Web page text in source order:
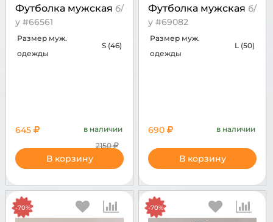
Футболка мужская б/
у #66561
Размер муж.
одежды
S (46)
645
в наличии
2150
В корзину
Футболка мужская б/
у #69082
Размер муж.
одежды
L (50)
690 в наличии
В корзину
-70% -70%